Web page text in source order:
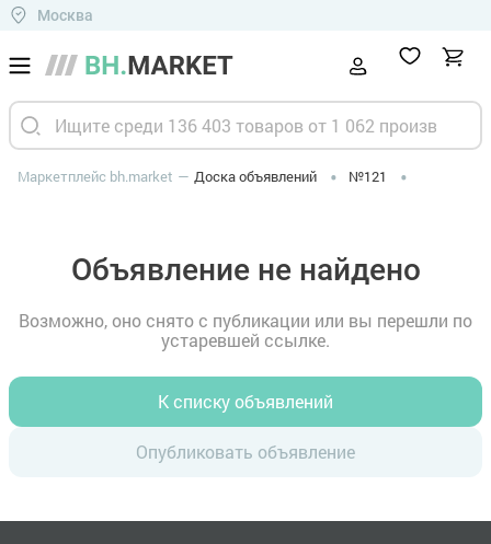
Москва
Маркетплейс bh.market Доска объявлений №121
Объявление не найдено
Возможно, оно снято с публикации или вы перешли по
устаревшей ссылке.
К списку объявлений
Опубликовать объявление